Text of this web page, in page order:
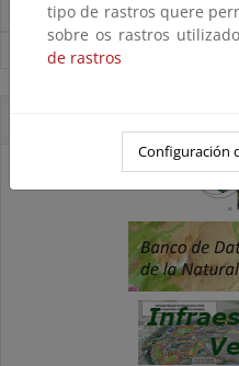
Noticias
tipo de rastros quere
sobre os rastros
de rastros
Configuración